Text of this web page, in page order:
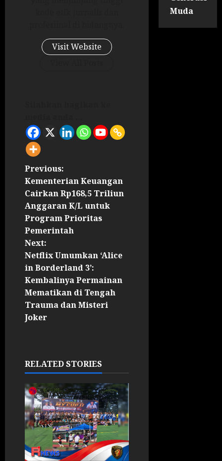
Visit Website
Previous:
Kementerian Keuangan
Cairkan Rp168,5 Triliun
Anggaran K/L untuk
Program Prioritas
Pemerintah
Next:
Netflix Umumkan ‘Alice
in Borderland 3’:
Kembalinya Permainan
Mematikan di Tengah
Trauma dan Misteri
Joker
RELATED STORIES
Muda